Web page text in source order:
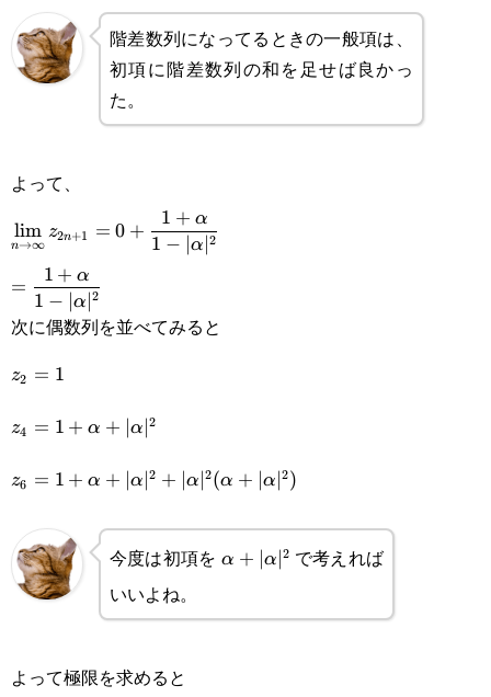
階差数列になってるときの一般項は、
初項に階差数列の和を足せば良かっ
た。
よって、
\displaystyle\lim_{n\rightarrow\infty}
z_{2n+1}=0+\frac{1+\alpha}{1-
|\alpha|^2}
n→∞
lim z2n+1 = 0 +
1 − ∣α ∣2
1 + α
\displaystyle
=\frac{1+\alpha}
=
1 − ∣α∣2
1 + α
次に偶数列を並べてみると
z2 = 1
z_4=1+\alpha+|\alpha|^2
z4 = 1 + α + ∣α ∣2
z6 = 1 + α + ∣α ∣2 + ∣α ∣2(α + ∣α ∣2)
今度は初項を \alpha+|\alpha|^2
α + α 2 で考えれば
いいよね。
よって極限を求めると